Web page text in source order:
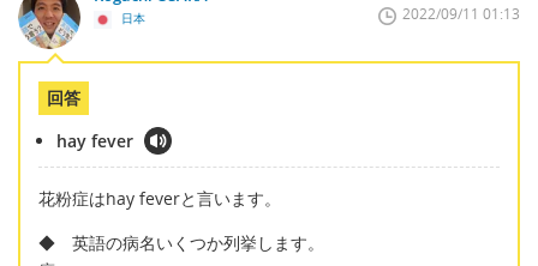
日本 2022/09/11 01:13
回答
hay fever
花粉症はhay feverと言います。
◆ 英語の病名いくつか列挙します。